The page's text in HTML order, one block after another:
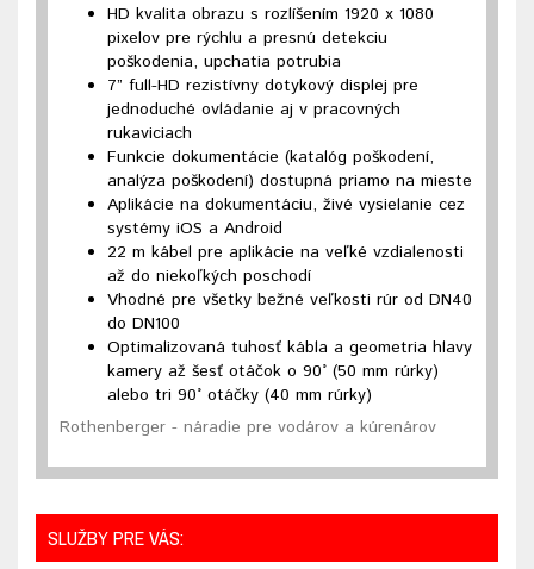
HD kvalita obrazu s rozlíšením 1920 x 1080
pixelov pre rýchlu a presnú detekciu
poškodenia, upchatia potrubia
7” full-HD rezistívny dotykový displej pre
jednoduché ovládanie aj v pracovných
rukaviciach
Funkcie dokumentácie (katalóg poškodení,
analýza poškodení) dostupná priamo na mieste
Aplikácie na dokumentáciu, živé vysielanie cez
systémy iOS a Android
22 m kábel pre aplikácie na veľké vzdialenosti
až do niekoľkých poschodí
Vhodné pre všetky bežné veľkosti rúr od DN40
do DN100
Optimalizovaná tuhosť kábla a geometria hlavy
kamery až šesť otáčok o 90° (50 mm rúrky)
alebo tri 90° otáčky (40 mm rúrky)
Rothenberger - náradie pre vodárov a kúrenárov
SLUŽBY PRE VÁS: